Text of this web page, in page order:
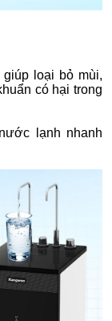
loại bỏ mùi,
có hại trong
lạnh nhanh